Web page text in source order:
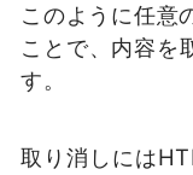
このように任
ことで、内容を
す。
取り消しには